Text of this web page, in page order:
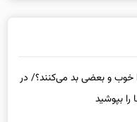
خوب و بعضی بد می‌کنند؟/ در
بپوشید